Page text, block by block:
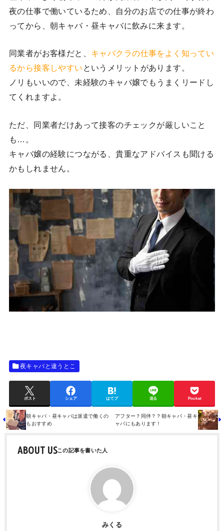
夜の仕事で働いているため、自分のお店での仕事が終わ
ってから、朝キャバ・昼キャバに飲みに来ます。
同業者がお客様だと、 キャバクラの仕事をよく知ってい
るから接客しやすい というメリットがあります。
ノリもいいので、未経験のキャバ嬢でもうまくリードし
てくれますよ。
ただ、同業者だけあって接客のチェックが厳しいこと
も…。
キャバ嬢の経験につながる、貴重なアドバイスも聞ける
かもしれません。
夜キャバと違うとこ
ポスト シェア はてブ 送る Pocket
朝キャバ・昼キャバは派遣で働くの
もおすすめ
アフター？同伴？？朝キャバ・昼キ
ャバにもあります！
ABOUT US
みくる